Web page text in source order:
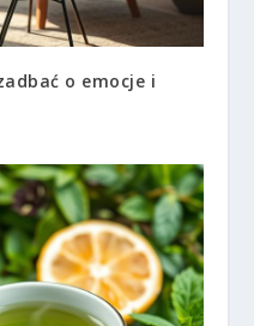
o emocje i